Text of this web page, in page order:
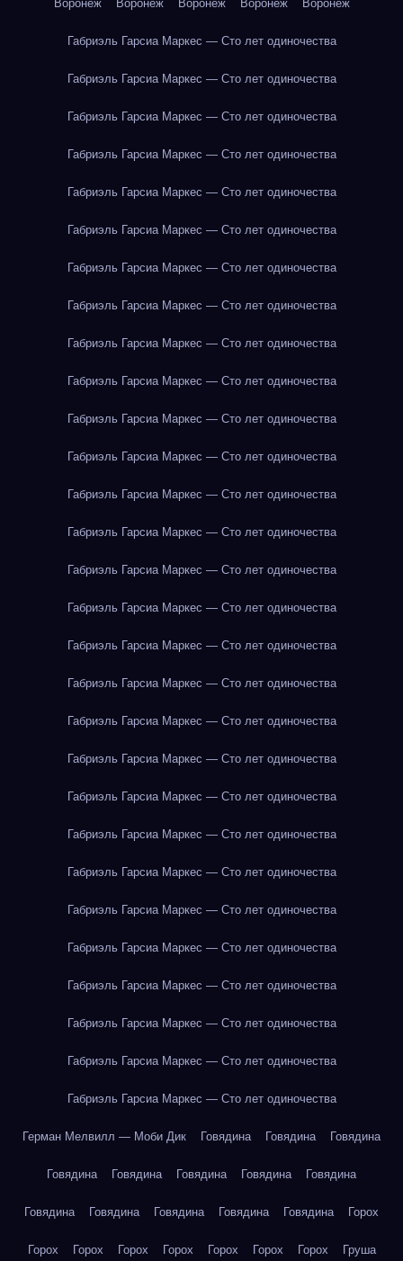
Воронеж Воронеж Воронеж Воронеж Воронеж
Габриэль Гарсиа Маркес — Сто лет одиночества
Габриэль Гарсиа Маркес — Сто лет одиночества
Габриэль Гарсиа Маркес — Сто лет одиночества
Габриэль Гарсиа Маркес — Сто лет одиночества
Габриэль Гарсиа Маркес — Сто лет одиночества
Габриэль Гарсиа Маркес — Сто лет одиночества
Габриэль Гарсиа Маркес — Сто лет одиночества
Габриэль Гарсиа Маркес — Сто лет одиночества
Габриэль Гарсиа Маркес — Сто лет одиночества
Габриэль Гарсиа Маркес — Сто лет одиночества
Габриэль Гарсиа Маркес — Сто лет одиночества
Габриэль Гарсиа Маркес — Сто лет одиночества
Габриэль Гарсиа Маркес — Сто лет одиночества
Габриэль Гарсиа Маркес — Сто лет одиночества
Габриэль Гарсиа Маркес — Сто лет одиночества
Габриэль Гарсиа Маркес — Сто лет одиночества
Габриэль Гарсиа Маркес — Сто лет одиночества
Габриэль Гарсиа Маркес — Сто лет одиночества
Габриэль Гарсиа Маркес — Сто лет одиночества
Габриэль Гарсиа Маркес — Сто лет одиночества
Габриэль Гарсиа Маркес — Сто лет одиночества
Габриэль Гарсиа Маркес — Сто лет одиночества
Габриэль Гарсиа Маркес — Сто лет одиночества
Габриэль Гарсиа Маркес — Сто лет одиночества
Габриэль Гарсиа Маркес — Сто лет одиночества
Габриэль Гарсиа Маркес — Сто лет одиночества
Габриэль Гарсиа Маркес — Сто лет одиночества
Габриэль Гарсиа Маркес — Сто лет одиночества
Габриэль Гарсиа Маркес — Сто лет одиночества
Герман Мелвилл — Моби Дик Говядина Говядина Говядина
Говядина Говядина Говядина Говядина Говядина
Говядина Говядина Говядина Говядина Говядина Горох
Горох Горох Горох Горох Горох Горох Горох Груша